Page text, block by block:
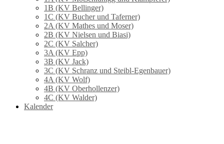
1B (KV Bellinger)
1C (KV Bucher und Taferner)
2A (KV Mathes und Moser)
2B (KV Nielsen und Biasi)
2C (KV Salcher)
3A (KV Epp)
3B (KV Jack)
3C (KV Schranz und Steibl-Egenbauer)
4A (KV Wolf)
4B (KV Oberhollenzer)
4C (KV Walder)
Kalender